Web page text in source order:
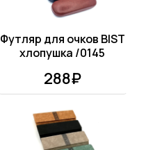
Футляр для очков BIST
хлопушка /0145
288₽